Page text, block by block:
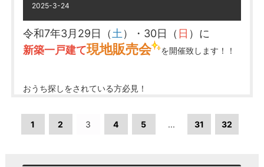
相談だけでもOK！
不動産の売却でお悩みの際は
新築一戸建て
詳細はコチラ
………★★真永不動産では
多数査定依頼を受けています！
★★……
専用ページは
営業時間／9：30～18：00（水曜定休）
住所／大垣市三塚町1022番地1
現地へ直接ご来場くださいませ♪
お気軽にお問合せください
※完成したばかりの物件です！
※既に残1棟！
2号棟 詳細はコチラ
2025-3-24
令和7年3月29日（ 土 ）・30日（ 日 ）に
新築一戸建て現地販売会 を開催致します！！
おうち探しをされている方必見！
お気軽にお立ち寄りください。
AM10：00～PM5：00
1 2 3 4 5 ... 31 32